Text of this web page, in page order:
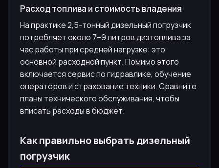
Расход топлива и стоимость владения
На практике 2,5-тонный дизельный погрузчик
потребляет около 7–9 литров дизтоплива за
час работы при средней нагрузке: это
основной расходной пункт. Помимо этого
включается сервис по гидравлике, обучение
операторов и страхование техники. Сравните
планы технического обслуживания, чтобы
вписать расходы в бюджет.
Как правильно выбрать дизельный
погрузчик